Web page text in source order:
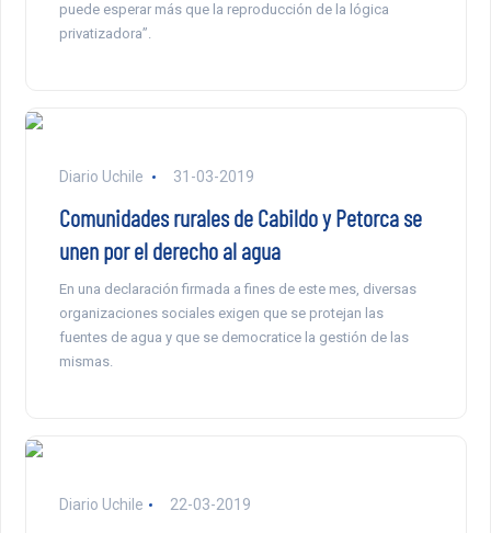
puede esperar más que la reproducción de la lógica
privatizadora”.
Diario Uchile 31-03-2019
Comunidades rurales de Cabildo y Petorca se
unen por el derecho al agua
En una declaración firmada a fines de este mes, diversas
organizaciones sociales exigen que se protejan las
fuentes de agua y que se democratice la gestión de las
mismas.
Diario Uchile 22-03-2019